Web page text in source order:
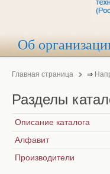
Об
Главная страница ⇒
Разделы
Описание каталога
Алфавит
Производители